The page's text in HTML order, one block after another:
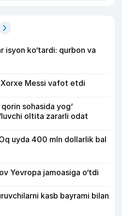
isyon ko‘tardi: qurbon va
Messi vafot etdi
sohasida yog‘
oltita zararli odat
uyda 400 mln dollarlik bal
Yevropa jamoasiga o‘tdi
kasb bayrami bilan